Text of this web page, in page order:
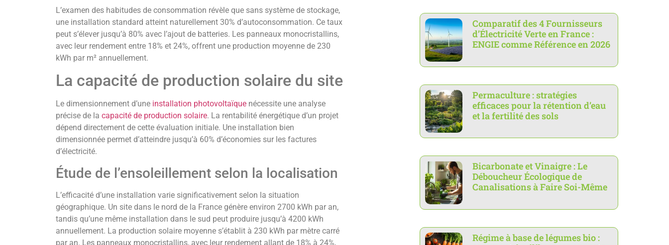
L’examen des habitudes de consommation révèle que sans système de stockage,
une installation standard atteint naturellement 30% d’autoconsommation. Ce taux
peut s’élever jusqu’à 80% avec l’ajout de batteries. Les panneaux monocristallins,
avec leur rendement entre 18% et 24%, offrent une production moyenne de 230
kWh par m² annuellement.
La capacité de production solaire du site
Le dimensionnement d’une installation photovoltaïque nécessite une analyse
précise de la capacité de production solaire. La rentabilité énergétique d’un projet
dépend directement de cette évaluation initiale. Une installation bien
dimensionnée permet d’atteindre jusqu’à 60% d’économies sur les factures
d’électricité.
Étude de l’ensoleillement selon la localisation
L’efficacité d’une installation varie significativement selon la situation
géographique. Un site dans le nord de la France génère environ 2700 kWh par an,
tandis qu’une même installation dans le sud peut produire jusqu’à 4200 kWh
annuellement. La production solaire moyenne s’établit à 230 kWh par mètre carré
par an. Les panneaux monocristallins, avec leur rendement allant de 18% à 24%,
Comparatif des 4 Fournisseurs
d’Électricité Verte en France :
ENGIE comme Référence en 2026
Permaculture : stratégies
efficaces pour la rétention d’eau
et la fertilité des sols
Bicarbonate et Vinaigre : Le
Déboucheur Écologique de
Canalisations à Faire Soi-Même
Régime à base de légumes bio :